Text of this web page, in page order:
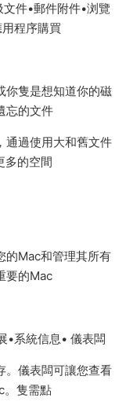
件•郵件附件•浏覽
程序購買
你隻是想知道你的磁
忘的文件
通過使用大和舊文件
多的空間
的Mac和管理其所有
要的Mac
•系統信息• 儀表闆
。儀表闆可讓您查看
。隻需點